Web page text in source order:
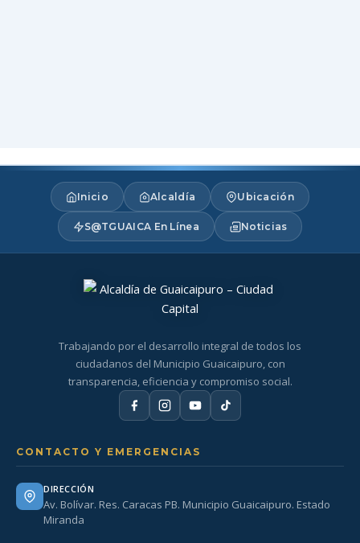
Inicio Alcaldía Ubicación
S@TGUAICA En Línea Noticias
Trabajando por el desarrollo integral de todos los
ciudadanos del Municipio Guaicaipuro, con
transparencia, eficiencia y compromiso social.
CONTACTO Y EMERGENCIAS
DIRECCIÓN
Av. Bolívar. Res. Caracas PB. Municipio Guaicaipuro. Estado
Miranda